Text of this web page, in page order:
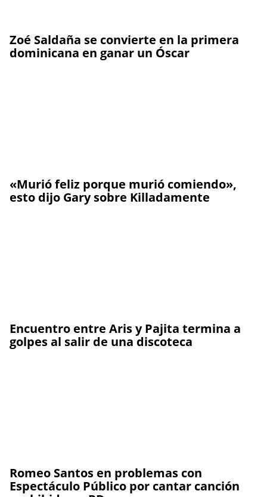
Zoé Saldaña se convierte en la primera
dominicana en ganar un Óscar
«Murió feliz porque murió comiendo»,
esto dijo Gary sobre Killadamente
Encuentro entre Aris y Pajita termina a
golpes al salir de una discoteca
Romeo Santos en problemas con
Espectáculo Público por cantar canción